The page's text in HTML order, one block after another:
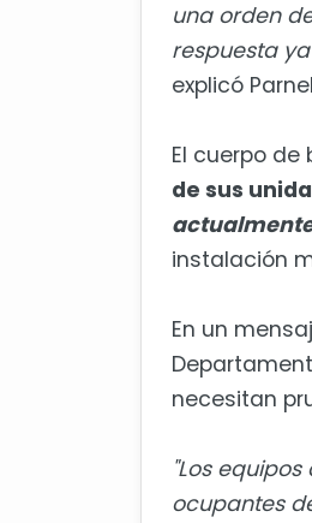
una orden
respuesta
explicó
El cuerpo
de sus
instalación
En un
necesitan
"Los
ocupantes